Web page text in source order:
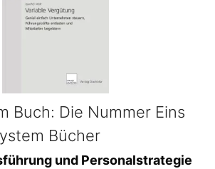
Buch: Die Nummer Eins
Bücher
und Personalstrategie